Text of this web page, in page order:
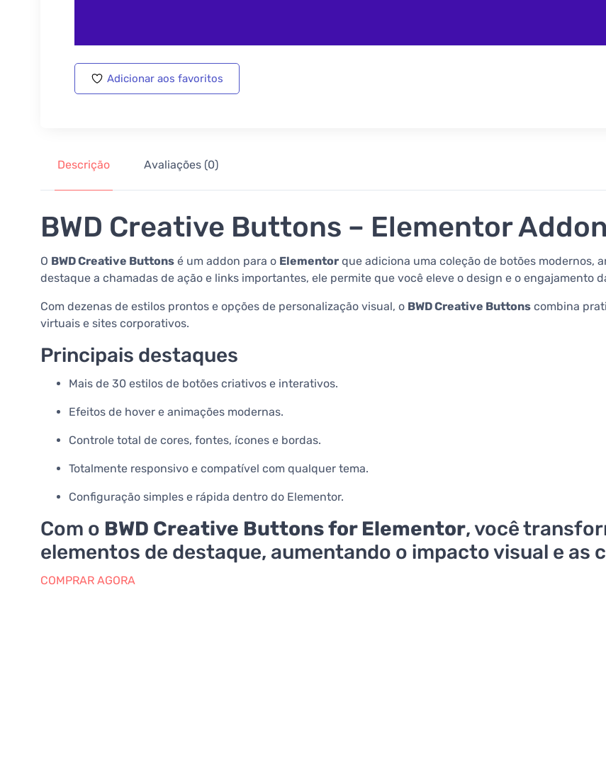
Adicionar aos favoritos
Descrição Avaliações (0)
BWD Creative Buttons – Elementor Addon
O BWD Creative Buttons é um addon para o Elementor que adiciona uma coleção de botões modernos,
destaque a chamadas de ação e links importantes, ele permite que você eleve o design e o engajamento
Com dezenas de estilos prontos e opções de personalização visual, o BWD Creative Buttons combina
virtuais e sites corporativos.
Principais destaques
Mais de 30 estilos de botões criativos e interativos.
Efeitos de hover e animações modernas.
Controle total de cores, fontes, ícones e bordas.
Totalmente responsivo e compatível com qualquer tema.
Configuração simples e rápida dentro do Elementor.
Com o BWD Creative Buttons for Elementor, você
elementos de destaque, aumentando o impacto visual e as
COMPRAR AGORA